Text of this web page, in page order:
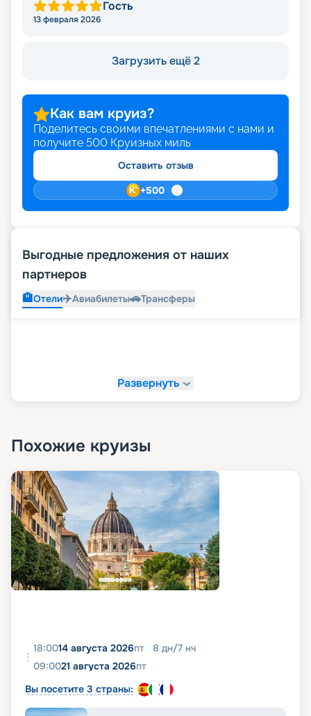
Гость
13 февраля 2026
Загрузить ещё 2
Как вам круиз?
Поделитесь своими впечатлениями с нами и
получите 500 Круизных миль
Оставить отзыв
+500
Выгодные предложения от наших
партнеров
🏨Отели✈️Авиабилеты🚗Трансферы
Развернуть
Похожие круизы
18:0014 августа 2026пт 8 дн/7 нч
09:0021 августа 2026пт
Вы посетите 3 страны: